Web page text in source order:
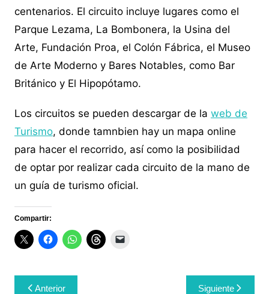
centenarios. El circuito incluye lugares como el
Parque Lezama, La Bombonera, la Usina del
Arte, Fundación Proa, el Colón Fábrica, el Museo
de Arte Moderno y Bares Notables, como Bar
Británico y El Hipopótamo.
Los circuitos se pueden descargar de la web de
Turismo, donde tamnbien hay un mapa online
para hacer el recorrido, así como la posibilidad
de optar por realizar cada circuito de la mano de
un guía de turismo oficial.
Compartir:
Navegación
Anterior Siguiente